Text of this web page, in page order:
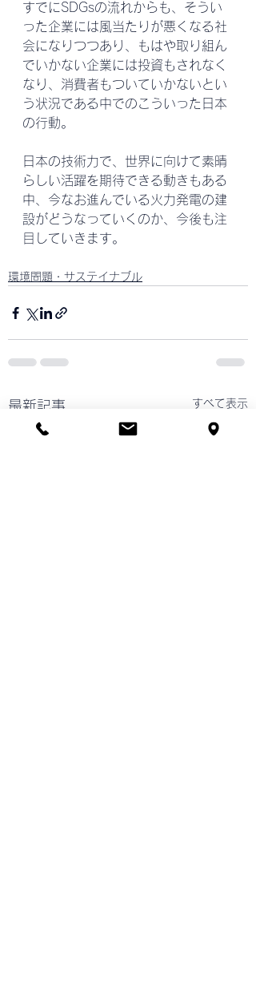
すでにSDGsの流れからも、そうい
った企業には風当たりが悪くなる社
会になりつつあり、もはや取り組ん
でいかない企業には投資もされなく
なり、消費者もついていかないとい
う状況である中でのこういった日本
の行動。
日本の技術力で、世界に向けて素晴
らしい活躍を期待できる動きもある
中、今なお進んでいる火力発電の建
設がどうなっていくのか、今後も注
目していきます。
環境問題・サステイナブル
最新記事 すべて表示